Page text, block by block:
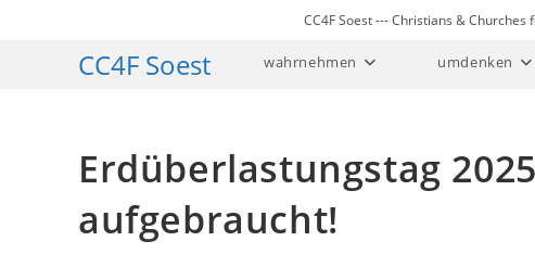
CC4F Soest --- Christians &
CC4F Soest wahrnehmen umdenken
Erdüberlastungstag
aufgebraucht!